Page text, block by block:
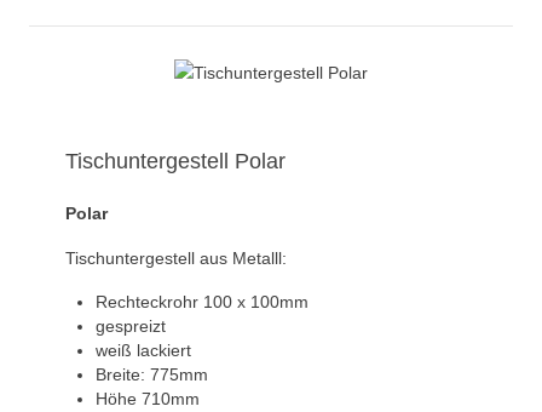
Tischuntergestell Polar
Polar
Tischuntergestell aus Metalll:
Rechteckrohr 100 x 100mm
gespreizt
weiß lackiert
Breite: 775mm
Höhe 710mm